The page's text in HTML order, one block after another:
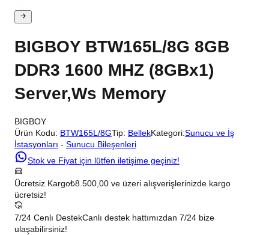
BIGBOY BTW165L/8G 8GB
DDR3 1600 MHZ (8GBx1)
Server,Ws Memory
BIGBOY
Ürün Kodu: BTW165L/8GTip: BellekKategori:Sunucu ve İş
İstasyonları - Sunucu Bileşenleri
Stok ve Fiyat için lütfen iletişime geçiniz!
Ücretsiz Kargo₺8.500,00 ve üzeri alışverişlerinizde kargo
ücretsiz!
7/24 Cenlı DestekCanlı destek hattımızdan 7/24 bize
ulaşabilirsiniz!